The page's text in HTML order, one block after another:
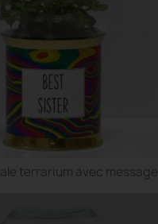
terrarium avec message